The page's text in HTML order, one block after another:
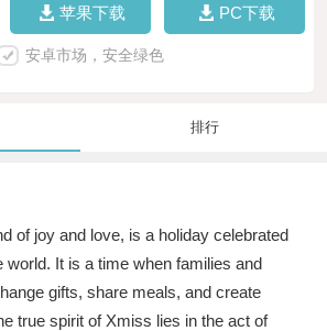
苹果下载 PC下载
安卓市场，安全绿色
排行
of joy and love, is a holiday celebrated
world. It is a time when families and
gifts, share meals, and create
true spirit of Xmiss lies in the act of